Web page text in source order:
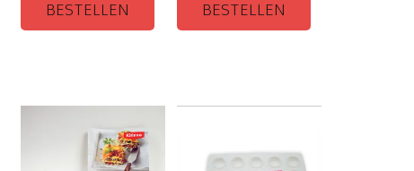
BESTELLEN BESTELLEN